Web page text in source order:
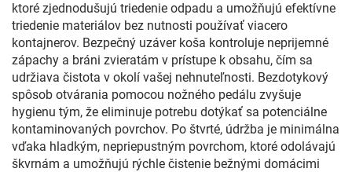
ktoré zjednodušujú triedenie odpadu a umožňujú efektívne
triedenie materiálov bez nutnosti používať viacero
kontajnerov. Bezpečný uzáver koša kontroluje neprijemné
zápachy a bráni zvieratám v prístupe k obsahu, čím sa
udržiava čistota v okolí vašej nehnuteľnosti. Bezdotykový
spôsob otvárania pomocou nožného pedálu zvyšuje
hygienu tým, že eliminuje potrebu dotýkať sa potenciálne
kontaminovaných povrchov. Po štvrté, údržba je minimálna
vďaka hladkým, nepriepustným povrchom, ktoré odolávajú
škvrnám a umožňujú rýchle čistenie bežnými domácimi